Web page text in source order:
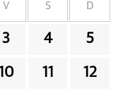
V S D
3 4 5
11 12